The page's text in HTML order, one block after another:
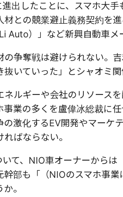
出したことに、スマホ大
材との競業避止義務契約を
Auto）」など新興自動車メ
争奪戦は避けられない。
いていった」とシャオミ関
ルギーや会社のリソース
業の多くを盧偉冰総裁に
の激化するEV開発やマーケ
ばならない。
て、NIO車オーナーから
幹部も「（NIOのスマホ事
。